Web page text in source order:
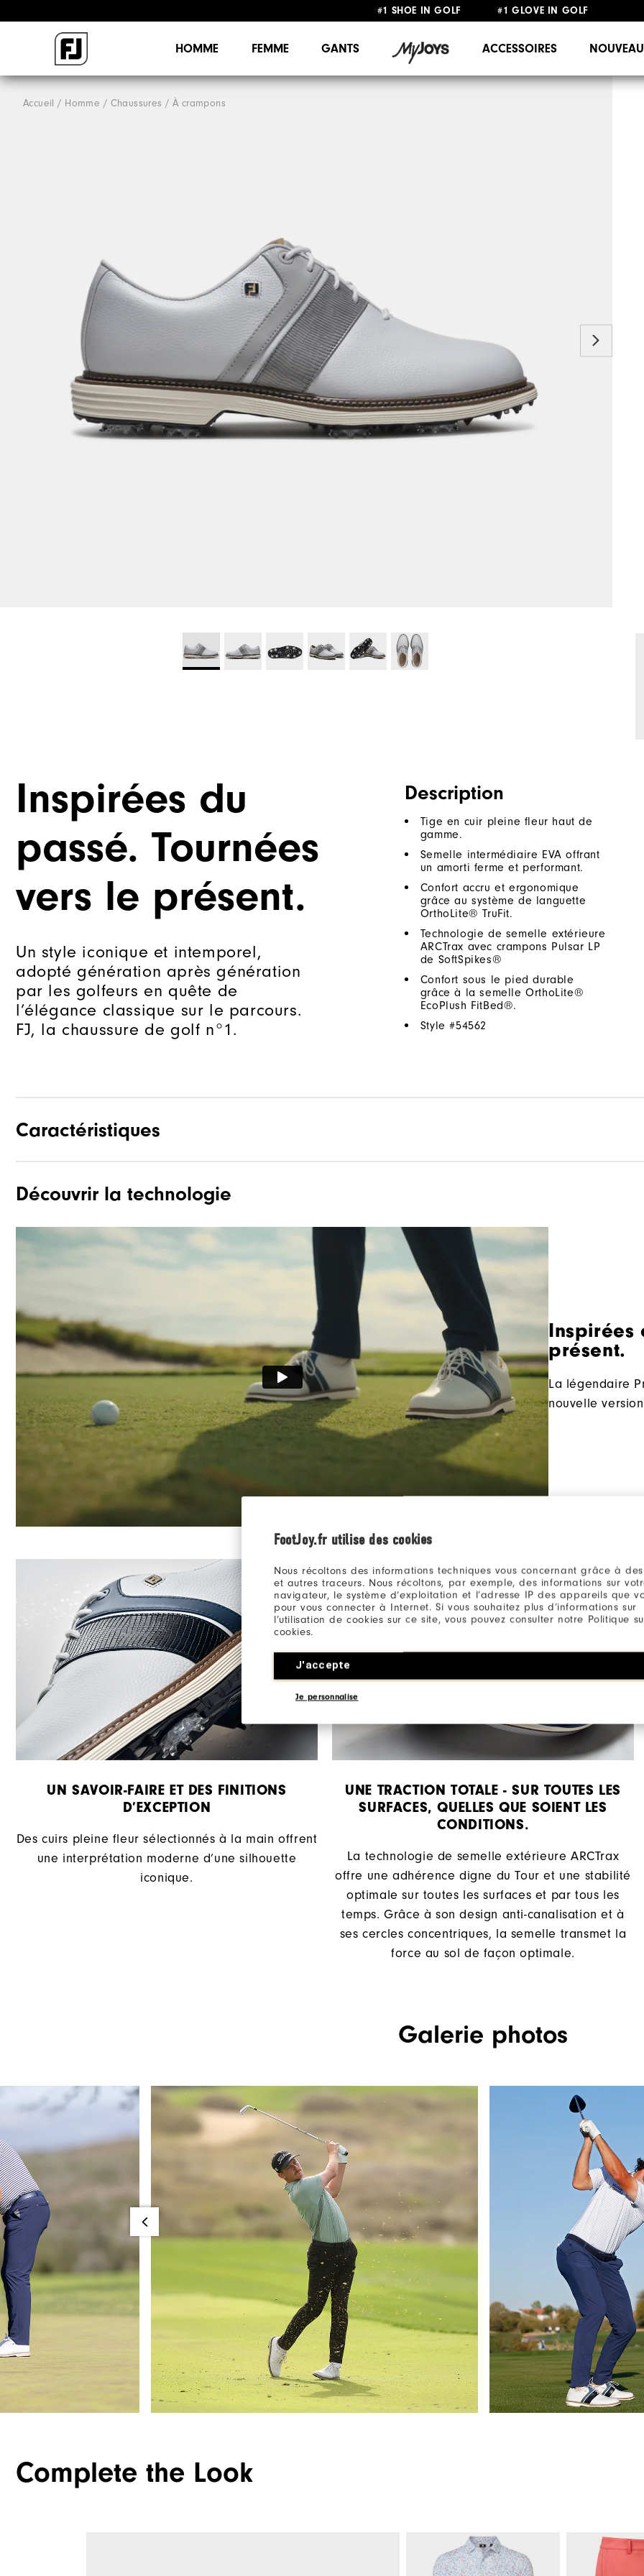
FootJoy.fr utilise des cookies
Nous récoltons des informations techniques vous concernant grâce à
et autres traceurs. Nous récoltons, par exemple, des informations sur
navigateur, le système d’exploitation et l’adresse IP des appareils que
pour vous connecter à Internet. Si vous souhaitez plus d’informations sur
l’utilisation de cookies sur ce site, vous pouvez consulter notre Politique
cookies.
J'accepte
Je personnalise
#1 SHOE IN GOLF #1 GLOVE IN GOLF
HOMME FEMME GANTS ACCESSOIRES
Accueil Homme Chaussures À crampons
Inspirées du
passé. Tournées
vers le présent.
Un style iconique et intemporel,
adopté génération après génération
par les golfeurs en quête de
l’élégance classique sur le parcours.
FJ, la chaussure de golf n°1.
Description
Tige en cuir pleine fleur haut de
gamme.
Semelle intermédiaire EVA offrant
un amorti ferme et performant.
Confort accru et ergonomique
grâce au système de languette
OrthoLite® TruFit.
Technologie de semelle extérieure
ARCTrax avec crampons Pulsar LP
de SoftSpikes®
Confort sous le pied durable
grâce à la semelle OrthoLite®
EcoPlush FitBed®.
Style #54562
Caractéristiques
Matériaux
Système de laçage
Stabilité
Amorti
Découvrir la technologie
Inspirées
présent.
La légendaire
nouvelle
UN SAVOIR-FAIRE ET DES FINITIONS
D’EXCEPTION​
Des cuirs pleine fleur sélectionnés à la main offrent
une interprétation moderne d’une silhouette
iconique.
UNE TRACTION TOTALE - SUR TOUTES LES
SURFACES, QUELLES QUE SOIENT LES
CONDITIONS.
La technologie de semelle extérieure ARCTrax
offre une adhérence digne du Tour et une stabilité
optimale sur toutes les surfaces et par tous les
temps. Grâce à son design anti-canalisation et à
ses cercles concentriques, la semelle transmet la
force au sol de façon optimale.
Galerie photos
Complete the Look